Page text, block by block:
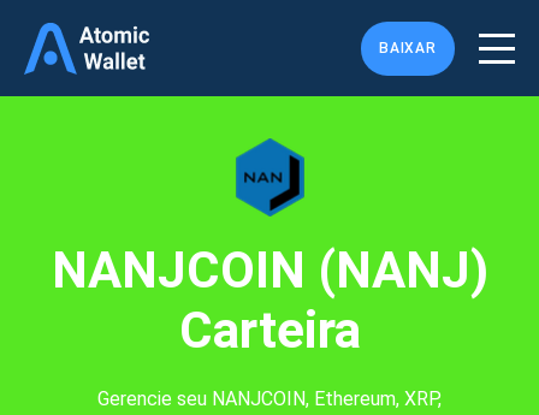
BAIXAR
NANJCOIN (NANJ)
Carteira
Gerencie seu NANJCOIN, Ethereum, XRP,